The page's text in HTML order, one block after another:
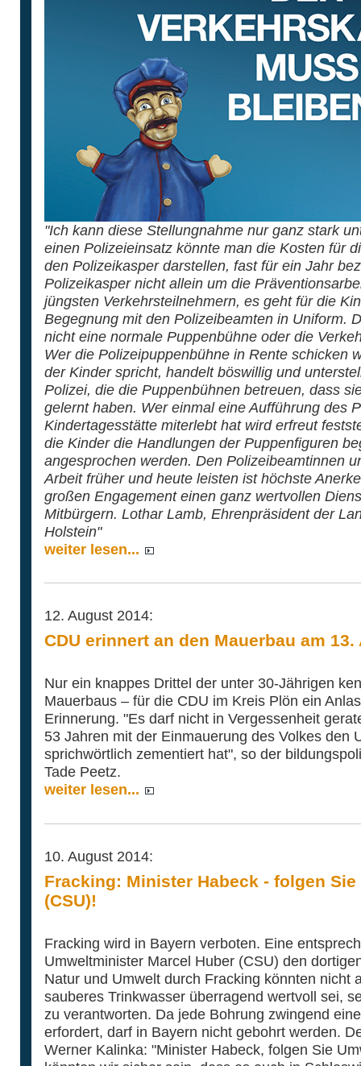
"Ich kann diese Stellungnahme nur ganz stark
einen Polizeieinsatz könnte man die Kosten für
den Polizeikasper darstellen, fast für ein Jahr
Polizeikasper nicht allein um die
jüngsten Verkehrsteilnehmern, es geht für die
Begegnung mit den Polizeibeamten in Uniform.
nicht eine normale Puppenbühne oder die
Wer die Polizeipuppenbühne in Rente schicken
der Kinder spricht, handelt böswillig und
Polizei, die die Puppenbühnen betreuen, dass
gelernt haben. Wer einmal eine Aufführung des
Kindertagesstätte miterlebt hat wird erfreut
die Kinder die Handlungen der Puppenfiguren
angesprochen werden. Den Polizeibeamtinnen
Arbeit früher und heute leisten ist höchste
großen Engagement einen ganz wertvollen
Mitbürgern. Lothar Lamb, Ehrenpräsident der
Holstein"
weiter lesen...
12. August 2014:
CDU erinnert an den Mauerbau am 13.
Nur ein knappes Drittel der unter 30-Jährigen
Mauerbaus – für die CDU im Kreis Plön ein
Erinnerung. "Es darf nicht in Vergessenheit
53 Jahren mit der Einmauerung des Volkes den
sprichwörtlich zementiert hat", so der
Tade Peetz.
weiter lesen...
10. August 2014:
Fracking: Minister Habeck - folgen
(CSU)!
Fracking wird in Bayern verboten. Eine
Umweltminister Marcel Huber (CSU) den
Natur und Umwelt durch Fracking könnten nicht
sauberes Trinkwasser überragend wertvoll sei,
zu verantworten. Da jede Bohrung zwingend
erfordert, darf in Bayern nicht gebohrt werden.
Werner Kalinka: "Minister Habeck, folgen Sie